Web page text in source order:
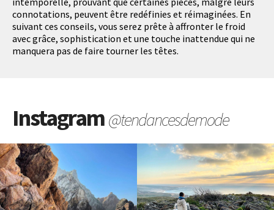
connotations, peuvent être redéfinies et réimaginées. En
suivant ces conseils, vous serez prête à affronter le froid
avec grâce, sophistication et une touche inattendue qui ne
manquera pas de faire tourner les têtes.
Instagram@tendancesdemode